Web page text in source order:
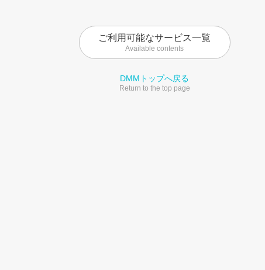
ご利用可能なサービス一覧
Available contents
DMMトップへ戻る
Return to the top page